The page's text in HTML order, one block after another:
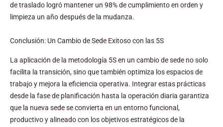
de traslado logró mantener un 98% de cumplimiento en orden y
limpieza un año después de la mudanza.
Conclusión: Un Cambio de Sede Exitoso con las 5S
La aplicación de la metodología 5S en un cambio de sede no solo
facilita la transición, sino que también optimiza los espacios de
trabajo y mejora la eficiencia operativa. Integrar estas prácticas
desde la fase de planificación hasta la operación diaria garantiza
que la nueva sede se convierta en un entorno funcional,
productivo y alineado con los objetivos estratégicos de la